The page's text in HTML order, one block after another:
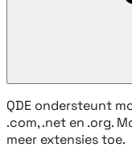
QDE ondersteunt
.com, .net en .org.
meer extensies toe.